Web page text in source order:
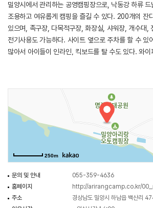
밀양시에서 관리하는 공영캠핑장으로, 낙동강 하류
조용하고 여유롭게 캠핑을 즐길 수 있다. 200개의 잔
있으며, 족구장, 다목적구장, 화장실, 샤워장, 개수대,
전기사용도 가능하다. 사이트 옆으로 주차를 할 수 있
많아서 아이들이 인라인, 킥보드를 탈 수도 있다. 와
보유하고 있어서 안전한 캠핑을 즐길 수 있으며, 연중
반려견 동시입장도 가능하나 목줄은 필수이다. 환상
낙동강의 저녁노을과 몽환적인 분위기의 새벽안개
250m
문의 및 안내
055-359-4636
홈페이지
http://arirangcamp.co.kr/
주소
경상남도 밀양시 하남읍 백산리